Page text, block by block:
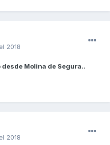
2018
Molina de Segura..
2018